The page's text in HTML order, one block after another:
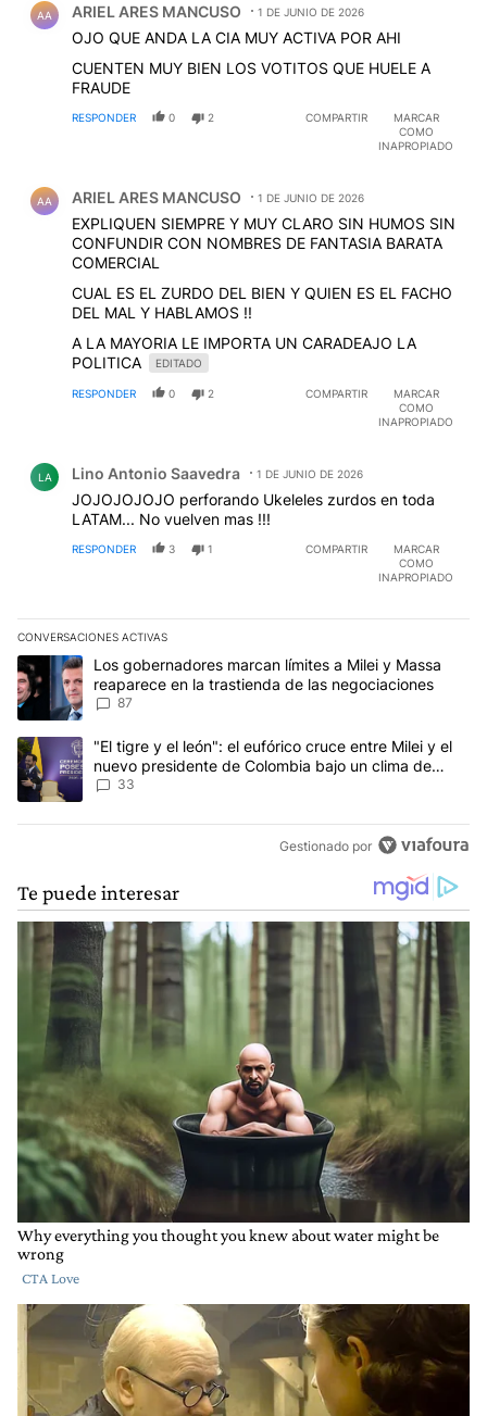
AA ARIEL ARES MANCUSO 1 DE JUNIO DE 2026
OJO QUE ANDA LA CIA MUY ACTIVA POR AHI
CUENTEN MUY BIEN LOS VOTITOS QUE HUELE A
FRAUDE
RESPONDER 0 2 COMPARTIR
MARCAR
COMO
INAPROPIADO
AA ARIEL ARES MANCUSO 1 DE JUNIO DE 2026
EXPLIQUEN SIEMPRE Y MUY CLARO SIN HUMOS SIN
CONFUNDIR CON NOMBRES DE FANTASIA BARATA
COMERCIAL
CUAL ES EL ZURDO DEL BIEN Y QUIEN ES EL FACHO
DEL MAL Y HABLAMOS !!
A LA MAYORIA LE IMPORTA UN CARADEAJO LA
POLITICA
EDITADO
RESPONDER 0 2 COMPARTIR
MARCAR
COMO
INAPROPIADO
LA Lino Antonio Saavedra 1 DE JUNIO DE 2026
JOJOJOJOJO perforando Ukeleles zurdos en toda
LATAM... No vuelven mas !!!
RESPONDER 3 1 COMPARTIR
MARCAR
COMO
INAPROPIADO
CONVERSACIONES ACTIVAS
Este listado muestra los artículos con más comentarios en los
Un artículo de tendencia con el título "Los gobernadores marcan
Los gobernadores marcan límites a Milei y Massa
reaparece en la trastienda de las negociaciones
87
Un artículo de tendencia con el título ""El tigre y el león": el
"El tigre y el león": el eufórico cruce entre Milei y el
nuevo presidente de Colombia bajo un clima de
máxima tensión
33
Gestionado por